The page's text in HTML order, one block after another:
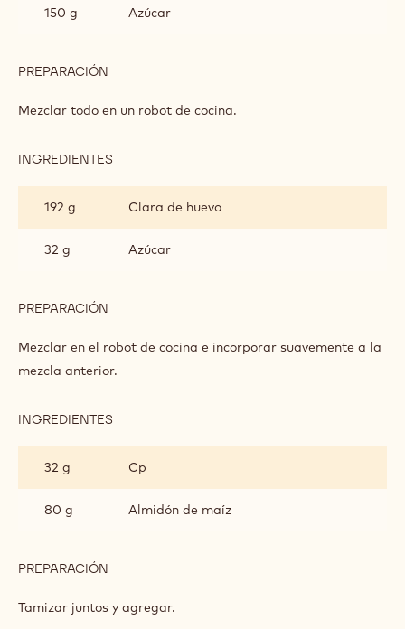
150 g Azúcar
PREPARACIÓN
FREE
Mezclar todo en un robot de cocina.
INGREDIENTES
COCOA
SPONGE
192 g Clara de huevo
32 g Azúcar
PREPARACIÓN
FREE
SPONGE
Mezclar en el robot de cocina e incorporar suavemente a la
mezcla anterior.
INGREDIENTES
COCOA
SPONGE
32 g Cp
80 g Almidón de maíz
PREPARACIÓN
FREE
COCOA
Tamizar juntos y agregar.